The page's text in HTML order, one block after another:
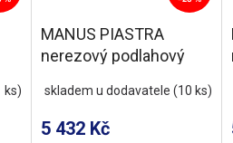
ks)
MANUS PIASTRA
nerezový podlahový
dlažbu, L-850, DN50
skladem u dodavatele(10 ks)
5 432 Kč